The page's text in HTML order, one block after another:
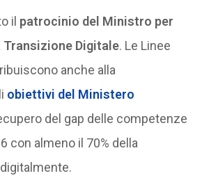
il patrocinio del Ministro per
Transizione Digitale. Le Linee
anche alla
obiettivi del Ministero
del gap delle competenze
con almeno il 70% della